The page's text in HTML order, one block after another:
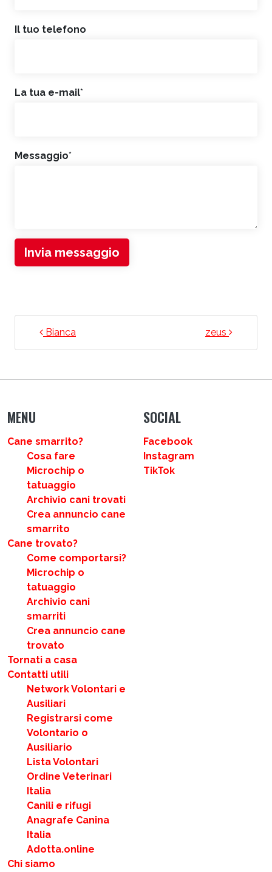
Il tuo telefono
La tua e-mail*
Messaggio*
Invia messaggio
NAVIGAZIONE ARTICOLI
Bianca zeus
MENU
Cane smarrito?
Cosa fare
Microchip o
tatuaggio
Archivio cani trovati
Crea annuncio cane
smarrito
Cane trovato?
Come comportarsi?
Microchip o
tatuaggio
Archivio cani
smarriti
Crea annuncio cane
trovato
Tornati a casa
Contatti utili
Network Volontari e
Ausiliari
Registrarsi come
Volontario o
Ausiliario
Lista Volontari
Ordine Veterinari
Italia
Canili e rifugi
Anagrafe Canina
Italia
Adotta.online
Chi siamo
SOCIAL
Facebook
Instagram
TikTok